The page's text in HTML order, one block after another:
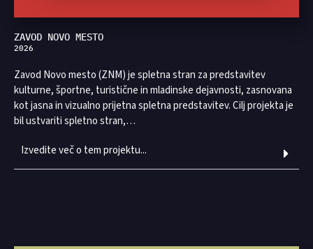
ZAVOD NOVO MESTO
2026
Zavod Novo mesto (ZNM) je spletna stran za predstavitev
kulturne, športne, turistične in mladinske dejavnosti, zasnovana
kot jasna in vizualno prijetna spletna predstavitev. Cilj projekta je
bil ustvariti spletno stran,…
Izvedite več o tem projektu...